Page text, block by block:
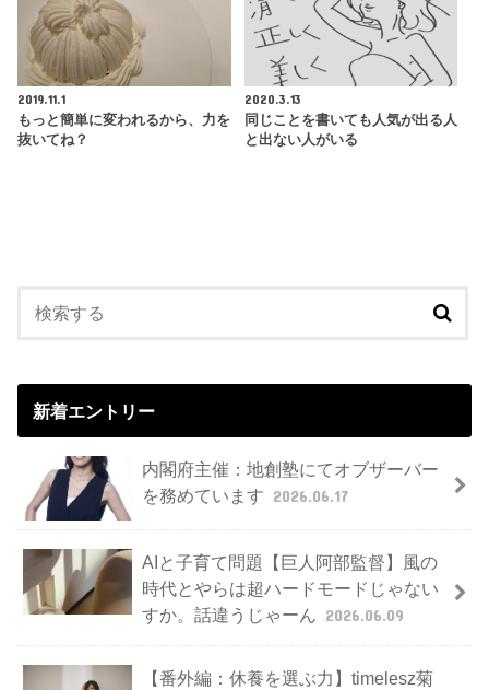
2019.11.1
もっと簡単に変われるから、力を
抜いてね？
2020.3.13
同じことを書いても人気が出る人
と出ない人がいる
新着エントリー
内閣府主催：地創塾にてオブザーバー
を務めています 2026.06.17
AIと子育て問題【巨人阿部監督】風の
時代とやらは超ハードモードじゃない
すか。話違うじゃーん 2026.06.09
【番外編：休養を選ぶ力】timelesz菊